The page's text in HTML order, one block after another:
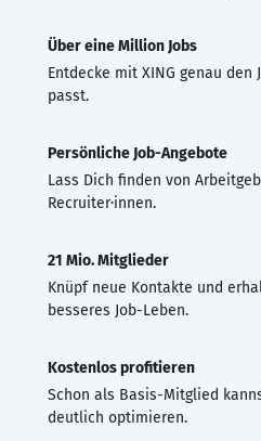
Über eine Million Jobs
Entdecke mit XING genau den
passt.
Persönliche Job-Angebote
Lass Dich finden von
Recruiter·innen.
21 Mio. Mitglieder
Knüpf neue Kontakte und
besseres Job-Leben.
Kostenlos profitieren
Schon als Basis-Mitglied
deutlich optimieren.